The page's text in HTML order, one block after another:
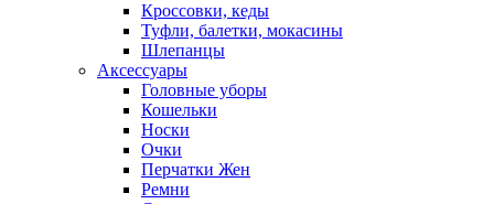
Кроссовки, кеды
Туфли, балетки, мокасины
Шлепанцы
Аксессуары
Головные уборы
Кошельки
Носки
Очки
Перчатки Жен
Ремни